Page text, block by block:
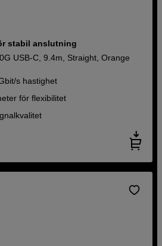
stabil anslutning
USB-C, 9.4m, Straight, Orange
s hastighet
för flexibilitet